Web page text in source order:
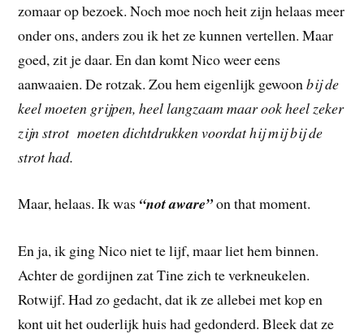
zomaar op bezoek. Noch moe noch heit zijn helaas meer
onder ons, anders zou ik het ze kunnen vertellen. Maar
goed, zit je daar. En dan komt Nico weer eens
aanwaaien. De rotzak. Zou hem eigenlijk gewoonbij de
keel moeten grijpen, heel langzaam maar ook heel zeker
zijn strot moeten dichtdrukken voordat hij mij bij de
strot had.
Maar, helaas. Ik was “not aware”on that moment.
En ja, ik ging Nico niet te lijf, maar liet hem binnen.
Achter de gordijnen zat Tine zich te verkneukelen.
Rotwijf. Had zo gedacht, dat ik ze allebei met kop en
kont uit het ouderlijk huis had gedonderd. Bleek dat ze